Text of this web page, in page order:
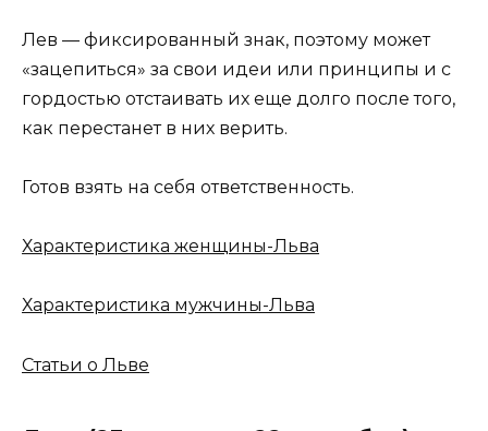
Лев — фиксированный знак, поэтому может
«зацепиться» за свои идеи или принципы и с
гордостью отстаивать их еще долго после того,
как перестанет в них верить.
Готов взять на себя ответственность.
Характеристика женщины-Льва
Характеристика мужчины-Льва
Статьи о Льве